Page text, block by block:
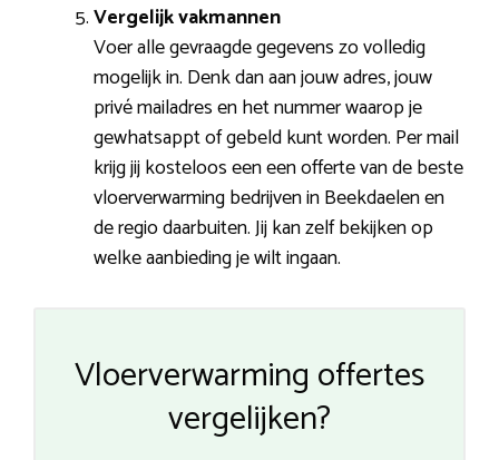
Vergelijk vakmannen
Voer alle gevraagde gegevens zo volledig
mogelijk in. Denk dan aan jouw adres, jouw
privé mailadres en het nummer waarop je
gewhatsappt of gebeld kunt worden. Per mail
krijg jij kosteloos een een offerte van de beste
vloerverwarming bedrijven in Beekdaelen en
de regio daarbuiten. Jij kan zelf bekijken op
welke aanbieding je wilt ingaan.
Vloerverwarming offertes
vergelijken?